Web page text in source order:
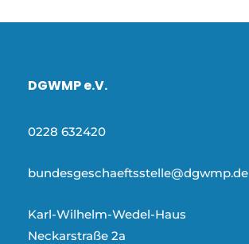
DGWMP e.V.
0228 632420
bundesgeschaeftsstelle@dgwmp.de
Karl-Wilhelm-Wedel-Haus
Neckarstraße 2a